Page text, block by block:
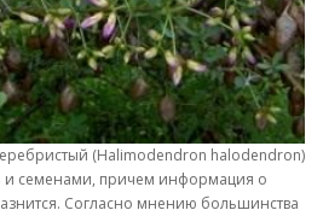
(Halimodendron halodendron)
семенами, причем информация о
Согласно мнению большинства